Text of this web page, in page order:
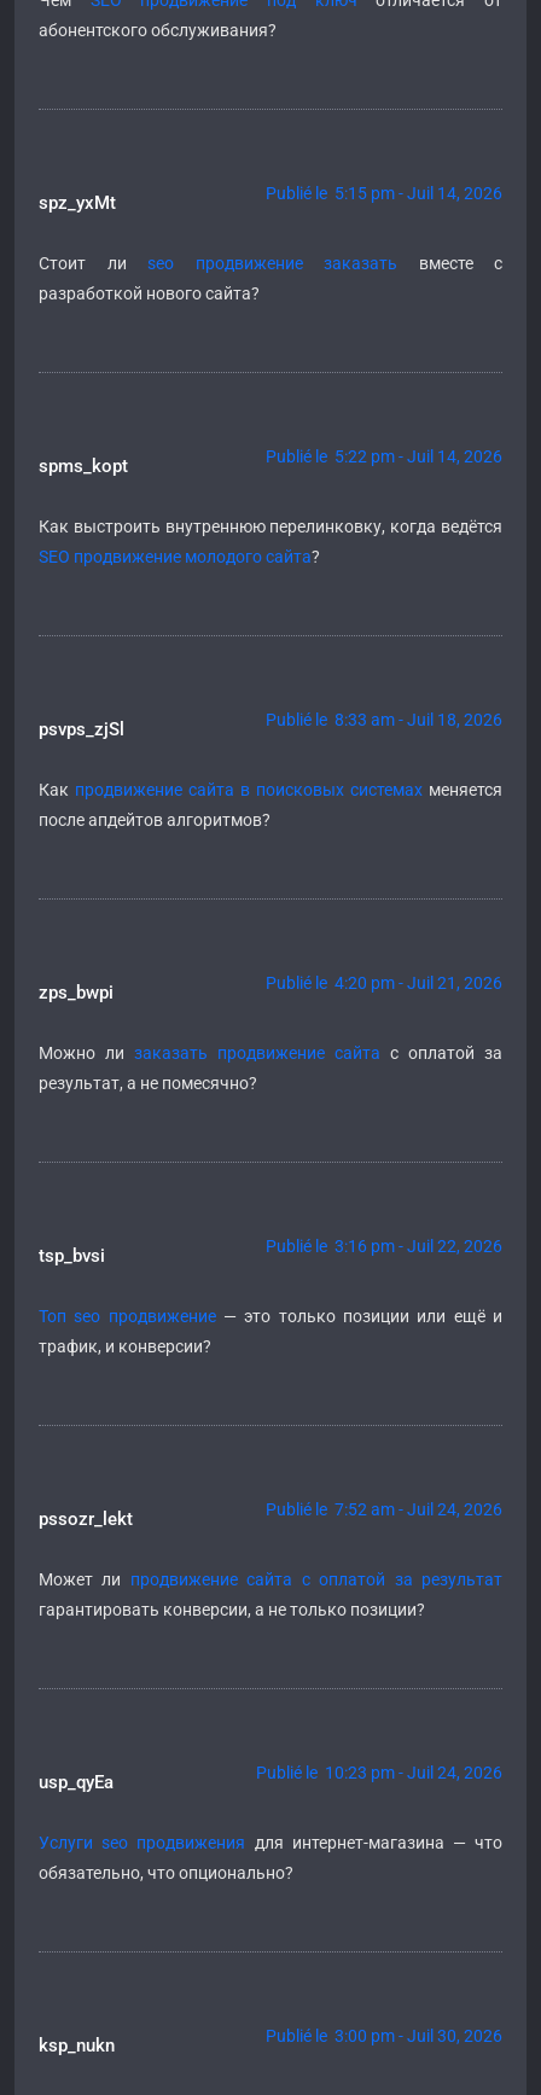
абонентского обслуживания?
spz_yxMt Publié le 5:15 pm - Juil 14, 2026
Стоит ли seo продвижение заказать вместе с
разработкой нового сайта?
spms_kopt Publié le 5:22 pm - Juil 14, 2026
Как выстроить внутреннюю перелинковку, когда ведётся
SEO продвижение молодого сайта?
psvps_zjSl Publié le 8:33 am - Juil 18, 2026
Как продвижение сайта в поисковых системах меняется
после апдейтов алгоритмов?
zps_bwpi Publié le 4:20 pm - Juil 21, 2026
Можно ли заказать продвижение сайта с оплатой за
результат, а не помесячно?
tsp_bvsi Publié le 3:16 pm - Juil 22, 2026
Топ seo продвижение— это только позиции или ещё и
трафик, и конверсии?
pssozr_lekt Publié le 7:52 am - Juil 24, 2026
Может ли продвижение сайта с оплатой за результат
гарантировать конверсии, а не только позиции?
usp_qyEa Publié le 10:23 pm - Juil 24, 2026
Услуги seo продвижения для интернет-магазина — что
обязательно, что опционально?
ksp_nukn Publié le 3:00 pm - Juil 30, 2026